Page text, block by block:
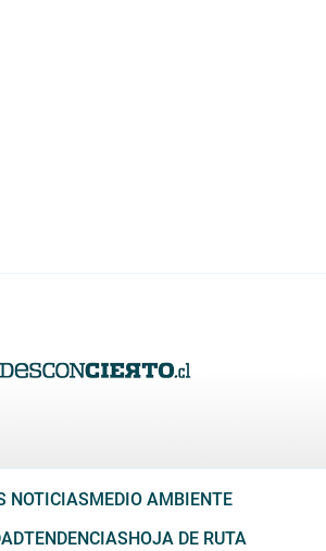
NOTICIASMEDIO AMBIENTE
TENDENCIASHOJA DE RUTA